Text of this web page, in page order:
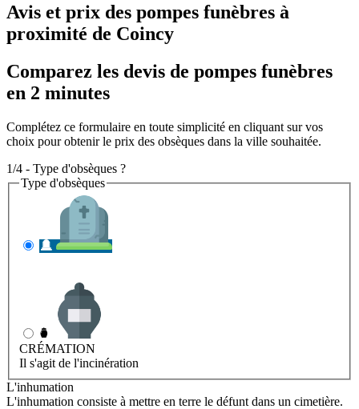
Avis et prix des pompes funèbres à
proximité de Coincy
Comparez les devis de pompes funèbres
en 2 minutes
Complétez ce formulaire en toute simplicité en cliquant sur vos
choix pour obtenir le prix des obsèques dans la ville souhaitée.
1/4 - Type d'obsèques ?
Type d'obsèques
CRÉMATION
Il s'agit de l'incinération
L'inhumation
L'inhumation consiste à mettre en terre le défunt dans un cimetière.